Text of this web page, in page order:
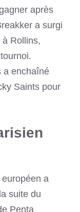
après
a surgi
Rollins,
a enchaîné
Saints pour
a
suite du
Penta